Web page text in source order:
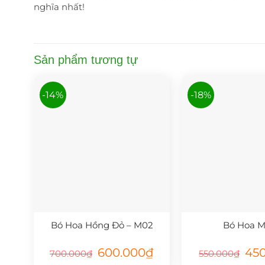
nghĩa nhất!
Sản phẩm tương tự
-14%
Bó Hoa Hồng Đỏ – M02
700.000₫ Giá
gốc
600.000₫Giá
-18%
Bó Hoa
550.000₫ Giá
gốc